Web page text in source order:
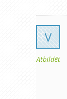
V
Atbildēt